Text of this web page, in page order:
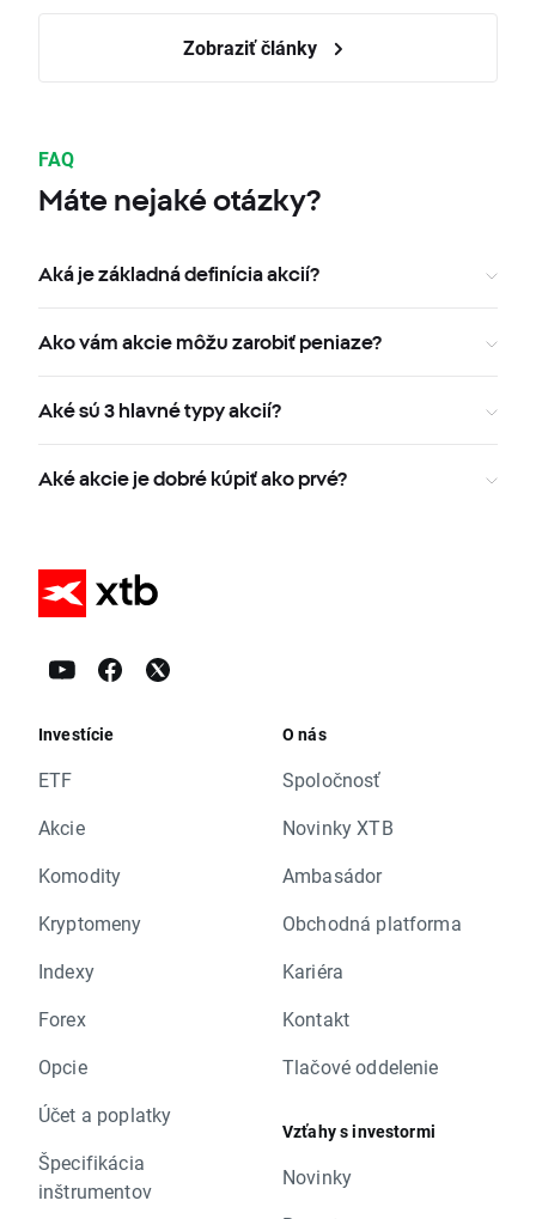
Zobraziť články
FAQ
Máte nejaké otázky?
Aká je základná definícia akcií?
Ako vám akcie môžu zarobiť peniaze?
Aké sú 3 hlavné typy akcií?
Aké akcie je dobré kúpiť ako prvé?
Investície
ETF
Akcie
Komodity
Kryptomeny
Indexy
Forex
Opcie
Účet a poplatky
Špecifikácia
inštrumentov
O nás
Spoločnosť
Novinky XTB
Ambasádor
Obchodná platforma
Kariéra
Kontakt
Tlačové oddelenie
Vzťahy s investormi
Novinky